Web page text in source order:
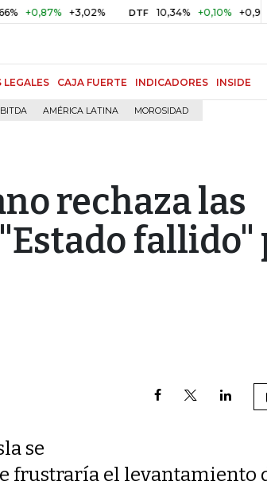
+3,02% DTF 10,34% +0,10% +0,98%
CAJA FUERTE INDICADORES INSIDE
AMÉRICA LATINA MOROSIDAD
rechaza las
fallido"
se
frustraría el levantamiento